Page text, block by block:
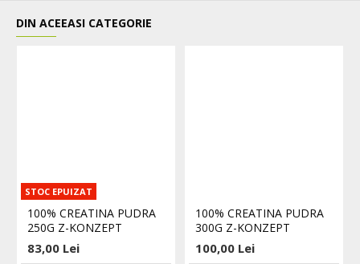
DIN ACEEASI CATEGORIE
STOC EPUIZAT
100% CREATINA PUDRA
250G Z-KONZEPT
83,00 Lei
100% CREATINA PUDRA
300G Z-KONZEPT
100,00 Lei